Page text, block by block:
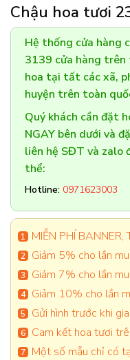
Chậu hoa tươi
Hệ thống cửa hàng
3139 cửa hàng trên
hoa tại tất các xã,
huyện trên toàn
Quý khách cần đặt
NGAY bên dưới và
liên hệ SĐT và zalo
thể:
Hotline: 0971623003
MIỄN PHÍ
Giảm 5% cho lần
Giảm 7% cho lần
Giảm 10% cho lần
Gửi hình trước khi
Cam kết hoa tươi
Một số mẫu chỉ có